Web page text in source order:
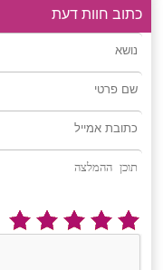
כתוב חוות דעת